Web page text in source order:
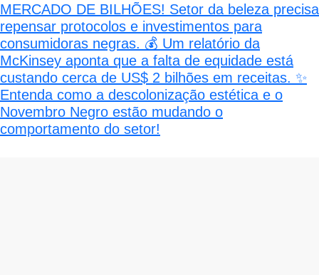
MERCADO DE BILHÕES! Setor da beleza precisa
repensar protocolos e investimentos para
consumidoras negras. 💰 Um relatório da
McKinsey aponta que a falta de equidade está
custando cerca de US$ 2 bilhões em receitas. ✨
Entenda como a descolonização estética e o
Novembro Negro estão mudando o
comportamento do setor!